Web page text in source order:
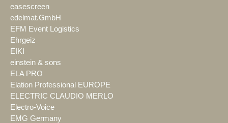
easescreen
edelmat.GmbH
EFM Event Logistics
Ehrgeiz
EIKI
einstein & sons
ELA PRO
Elation Professional EUROPE
ELECTRIC CLAUDIO MERLO
Electro-Voice
EMG Germany